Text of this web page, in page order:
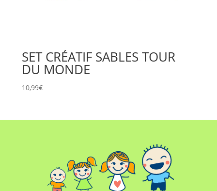
SET CRÉATIF SABLES TOUR
DU MONDE
10,99€